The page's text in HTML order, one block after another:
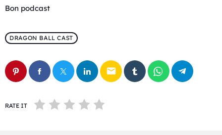
Bon podcast
DRAGON BALL CAST
email
RATE IT